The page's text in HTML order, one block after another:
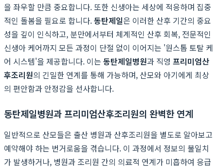
을 좌우할 만큼 중요합니다. 또한 신생아는 세상에 적응하며 집중
적인 돌봄을 필요로 합니다.동탄제일은 이러한 산후 기간의 중요
성을 깊이 인식하고, 분만에서부터 체계적인 산후 회복, 전문적인
신생아 케어까지 모든 과정이 단절 없이 이어지는 '원스톱 토탈 케
어 시스템'을 제공합니다. 이는 동탄제일병원과 직영 프리미엄산
후조리원의 긴밀한 연계를 통해 가능하며, 산모와 아기에게 최상
의 편안함과 안정감을 선사합니다.
동탄제일병원과 프리미엄산후조리원의 완벽한 연계
일반적으로 산모들은 출산 병원과 산후조리원을 별도로 알아보고
예약해야 하는 번거로움을 겪습니다. 이 과정에서 정보의 불일치
가 발생하거나, 병원과 조리원 간의 의료적 연계가 미흡하여 응급